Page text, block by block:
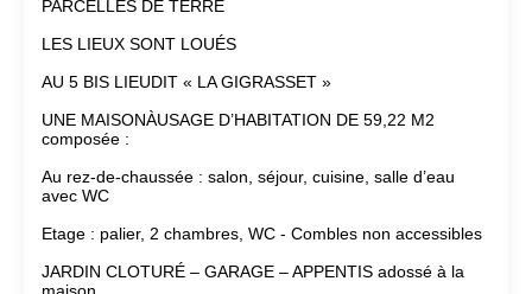
PARCELLES DE TERRE
LES LIEUX SONT LOUÉS
AU 5 BIS LIEUDIT « LA GIGRASSET »
UNE MAISONÀUSAGE D’HABITATION DE 59,22 M2
composée :
Au rez-de-chaussée : salon, séjour, cuisine, salle d’eau
avec WC
Etage : palier, 2 chambres, WC - Combles non accessibles
JARDIN CLOTURÉ – GARAGE – APPENTIS adossé à la